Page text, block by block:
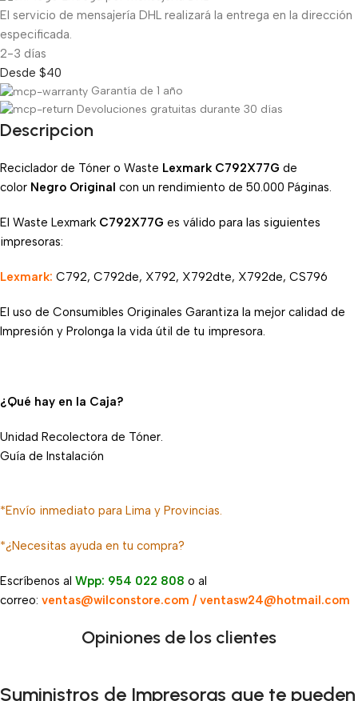
El servicio de mensajería DHL realizará la entrega en la dirección
especificada.
2-3 días
Desde $40
Garantía de 1 año
Devoluciones gratuitas durante 30 días
Descripcion
Reciclador de Tóner o Waste Lexmark C792X77G de
color Negro Original con un rendimiento de 50.000 Páginas.
El Waste Lexmark C792X77G es válido para las siguientes
impresoras:
Lexmark: C792, C792de, X792, X792dte, X792de, CS796
El uso de Consumibles Originales Garantiza la mejor calidad de
Impresión y Prolonga la vida útil de tu impresora.
¿Qué hay en la Caja?
Unidad Recolectora de Tóner.
Guía de Instalación
*Envío inmediato para Lima y Provincias.
*¿Necesitas ayuda en tu compra?
Escríbenos al Wpp: 954 022 808 o al
correo: ventas@wilconstore.com / ventasw24@hotmail.com
Opiniones de los clientes
Suministros de Impresoras que te pueden